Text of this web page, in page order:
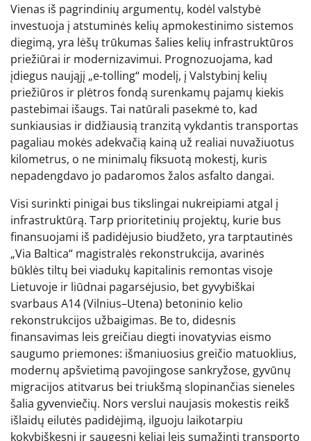
Vienas iš pagrindinių argumentų, kodėl valstybė
investuoja į atstuminės kelių apmokestinimo sistemos
diegimą, yra lėšų trūkumas šalies kelių infrastruktūros
priežiūrai ir modernizavimui. Prognozuojama, kad
įdiegus naująjį „e-tolling“ modelį, į Valstybinį kelių
priežiūros ir plėtros fondą surenkamų pajamų kiekis
pastebimai išaugs. Tai natūrali pasekmė to, kad
sunkiausias ir didžiausią tranzitą vykdantis transportas
pagaliau mokės adekvačią kainą už realiai nuvažiuotus
kilometrus, o ne minimalų fiksuotą mokestį, kuris
nepadengdavo jo padaromos žalos asfalto dangai.
Visi surinkti pinigai bus tikslingai nukreipiami atgal į
infrastruktūrą. Tarp prioritetinių projektų, kurie bus
finansuojami iš padidėjusio biudžeto, yra tarptautinės
„Via Baltica“ magistralės rekonstrukcija, avarinės
būklės tiltų bei viadukų kapitalinis remontas visoje
Lietuvoje ir liūdnai pagarsėjusio, bet gyvybiškai
svarbaus A14 (Vilnius–Utena) betoninio kelio
rekonstrukcijos užbaigimas. Be to, didesnis
finansavimas leis greičiau diegti inovatyvias eismo
saugumo priemones: išmaniuosius greičio matuoklius,
modernų apšvietimą pavojingose sankryžose, gyvūnų
migracijos atitvarus bei triukšmą slopinančias sieneles
šalia gyvenviečių. Nors verslui naujasis mokestis reikš
išlaidų eilutės padidėjimą, ilguoju laikotarpiu
kokybiškesni ir saugesni keliai leis sumažinti transporto